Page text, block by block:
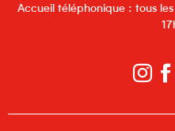
Accueil téléphonique : tous